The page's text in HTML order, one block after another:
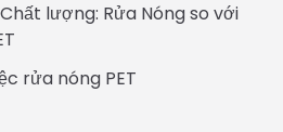
lượng: Rửa Nóng so với
rửa nóng PET